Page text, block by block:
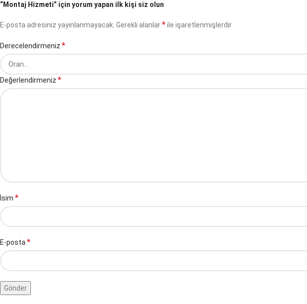
“Montaj Hizmeti” için yorum yapan ilk kişi siz olun
E-posta adresiniz yayınlanmayacak. Gerekli alanlar*ile işaretlenmişlerdir
Derecelendirmeniz *
Değerlendirmeniz *
İsim *
E-posta *